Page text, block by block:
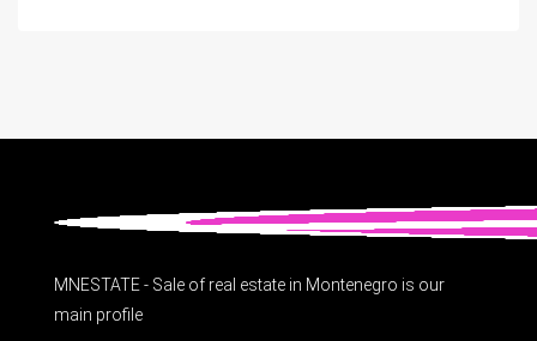
MNESTATE - Sale of real estate in Montenegro is our
main profile